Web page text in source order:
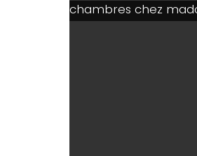
chambres chez